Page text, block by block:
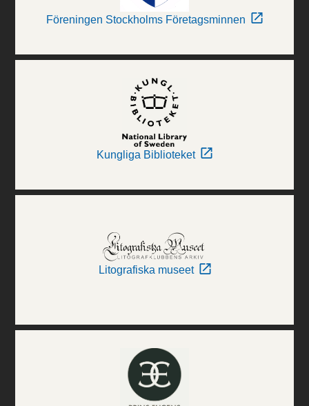
Föreningen Stockholms Företagsminnen
Kungliga Biblioteket
Litografiska museet